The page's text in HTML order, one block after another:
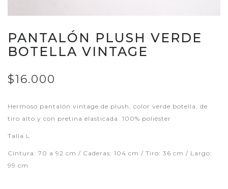
PANTALÓN PLUSH VERDE
BOTELLA VINTAGE
$16.000
Hermoso pantalón vintage de plush, color verde botella, de
tiro alto y con pretina elasticada. 100% poliéster
Talla L
Cintura: 70 a 92 cm / Caderas: 104 cm / Tiro: 36 cm / Largo:
99 cm